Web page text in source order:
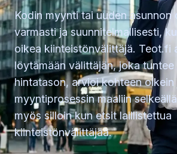
Kodin myynti tai uuden asunnon
varmasti ja suunnitelmallisesti,
oikea kiinteistönvälittäjä. Teot.fi
löytämään välittäjän, joka tuntee
hintatason, arvioi kohteen oikein
myyntiprosessin maaliin
myös silloin kun etsit laillistettua
kiinteistönvälittäjää.